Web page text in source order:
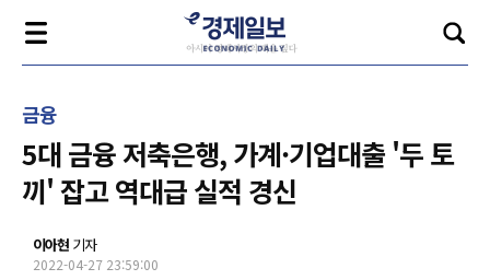
금융
5대 금융 저축은행, 가계·기업대출 '두 토
끼' 잡고 역대급 실적 경신
이아현 기자
2022-04-27 23:59:00